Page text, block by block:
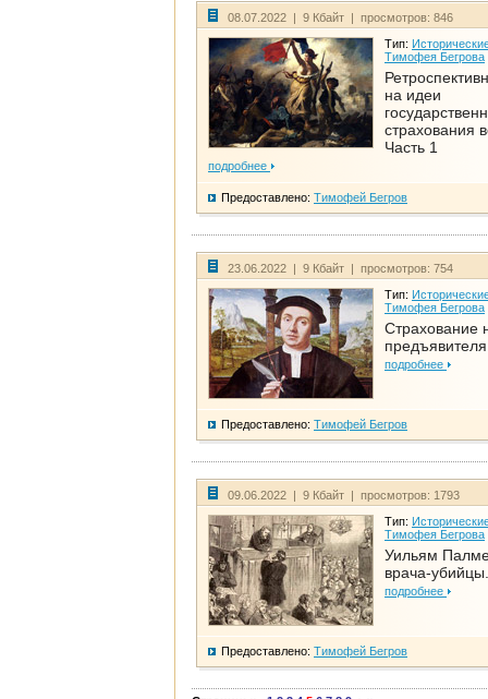
08.07.2022 | 9 Кбайт | просмотров: 846
Тип:
Тимофея Бегрова
на идеи
страхования
Часть 1
подробнее
Предоставлено: Тимофей Бегров
23.06.2022 | 9 Кбайт | просмотров: 754
Тип:
Тимофея Бегрова
Страхование
предъявителя
подробнее
Предоставлено: Тимофей Бегров
09.06.2022 | 9 Кбайт | просмотров: 1793
Тип:
Тимофея Бегрова
Уильям
врача-
подробнее
Предоставлено: Тимофей Бегров